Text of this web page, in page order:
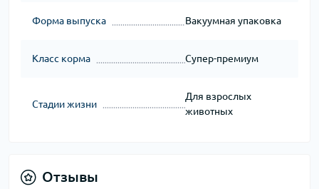
Форма выпуска Вакуумная упаковка
Класс корма Супер-премиум
Стадии жизни
Для взрослых
животных
Отзывы